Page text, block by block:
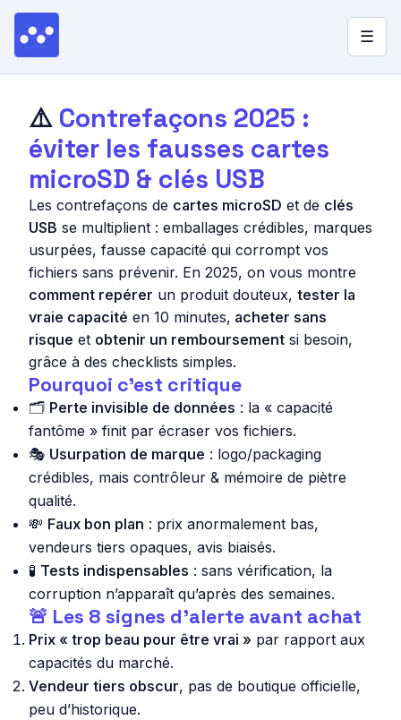
☰
▼
Quel stockage choisir ?
Blog
Lexique
À propos
⚠️ Contrefaçons 2025 :
éviter les fausses cartes
microSD & clés USB
Les contrefaçons de cartes microSD et de clés
USB se multiplient : emballages crédibles, marques
usurpées, fausse capacité qui corrompt vos
fichiers sans prévenir. En 2025, on vous montre
comment repérer un produit douteux, tester la
vraie capacité en 10 minutes, acheter sans
risque et obtenir un remboursement si besoin,
grâce à des checklists simples.
Pourquoi c’est critique
🗂️ Perte invisible de données : la « capacité
fantôme » finit par écraser vos fichiers.
🎭 Usurpation de marque : logo/packaging
crédibles, mais contrôleur & mémoire de piètre
qualité.
💸 Faux bon plan : prix anormalement bas,
vendeurs tiers opaques, avis biaisés.
🧪 Tests indispensables : sans vérification, la
corruption n’apparaît qu’après des semaines.
🚨 Les 8 signes d’alerte avant achat
Prix « trop beau pour être vrai » par rapport aux
capacités du marché.
Vendeur tiers obscur, pas de boutique officielle,
peu d’historique.